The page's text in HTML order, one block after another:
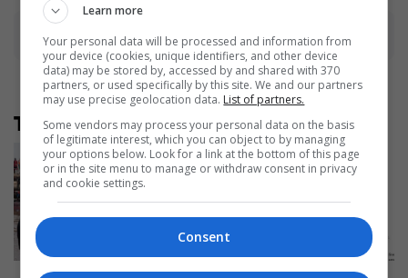
Të tjera nga rubrika
Learn more
Your personal data will be processed and information from
your device (cookies, unique identifiers, and other device
data) may be stored by, accessed by and shared with 370
partners, or used specifically by this site. We and our partners
may use precise geolocation data. List of partners.
Some vendors may process your personal data on the basis
of legitimate interest, which you can object to by managing
your options below. Look for a link at the bottom of this page
or in the site menu to manage or withdraw consent in privacy
and cookie settings.
Consent